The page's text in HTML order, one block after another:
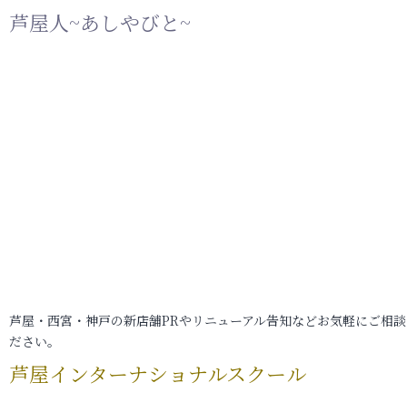
芦屋人~あしやびと~
芦屋・西宮・神戸の新店舗PRやリニューアル告知などお気軽にご相
ださい。
芦屋インターナショナルスクール